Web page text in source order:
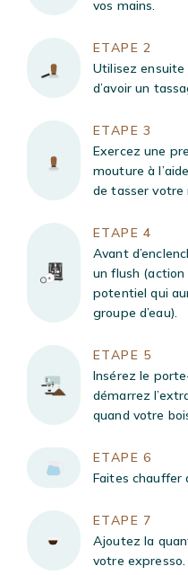
vos mains.
ETAPE 2
Utilisez ensuite
d’avoir un
ETAPE 3
Exercez une
mouture à
de tasser votre
ETAPE 4
Avant
un flush (action
potentiel qui
groupe d’eau).
ETAPE 5
Insérez le
démarrez
quand votre
ETAPE 6
Faites chauffer
ETAPE 7
Ajoutez la
votre expresso.